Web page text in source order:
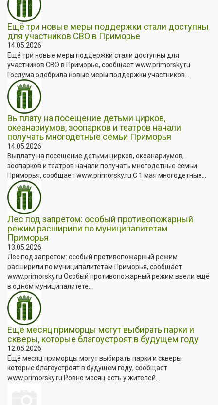
Ещё три новые меры поддержки стали доступны
для участников СВО в Приморье
14.05.2026
Ещё три новые меры поддержки стали доступны для
участников СВО в Приморье, сообщает www.primorsky.ru
Госдума одобрила новые меры поддержки участников...
Выплату на посещение детьми цирков,
океанариумов, зоопарков и театров начали
получать многодетные семьи Приморья
14.05.2026
Выплату на посещение детьми цирков, океанариумов,
зоопарков и театров начали получать многодетные семьи
Приморья, сообщает www.primorsky.ru С 1 мая многодетные...
Лес под запретом: особый противопожарный
режим расширили по муниципалитетам
Приморья
13.05.2026
Лес под запретом: особый противопожарный режим
расширили по муниципалитетам Приморья, сообщает
www.primorsky.ru Особый противопожарный режим ввели ещё
в одном муниципалитете...
Ещё месяц приморцы могут выбирать парки и
скверы, которые благоустроят в будущем году
12.05.2026
Ещё месяц приморцы могут выбирать парки и скверы,
которые благоустроят в будущем году, сообщает
www.primorsky.ru Ровно месяц есть у жителей...